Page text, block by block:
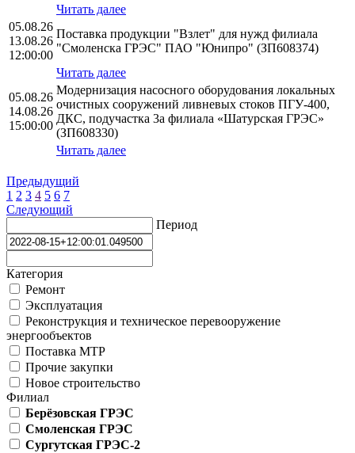
Читать далее
05.08.26
13.08.26
12:00:00
Поставка продукции "Взлет" для нужд филиала
"Смоленска ГРЭС" ПАО "Юнипро" (ЗП608374)
Читать далее
05.08.26
14.08.26
15:00:00
Модернизация насосного оборудования локальных
очистных сооружений ливневых стоков ПГУ-400,
ДКС, подучастка 3а филиала «Шатурская ГРЭС»
(ЗП608330)
Читать далее
Предыдущий
1 2 3 4 5 6 7
Следующий
Период
Категория
Ремонт
Эксплуатация
Реконструкция и техническое перевооружение
энергообъектов
Поставка МТР
Прочие закупки
Новое строительство
Филиал
Берёзовская ГРЭС
Смоленская ГРЭС
Сургутская ГРЭС-2